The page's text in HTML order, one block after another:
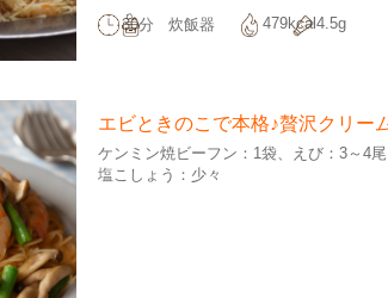
30分 炊飯器 479kcal4.5g
エビときのこで本格♪贅沢クリー
ケンミン焼ビーフン：1袋 えび：3～4尾
塩こしょう：少々